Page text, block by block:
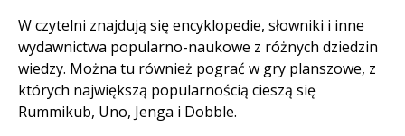
W czytelni znajdują się encyklopedie, słowniki i inne
wydawnictwa popularno-naukowe z różnych dziedzin
wiedzy. Można tu również pograć w gry planszowe, z
których największą popularnością cieszą się
Rummikub, Uno, Jenga i Dobble.